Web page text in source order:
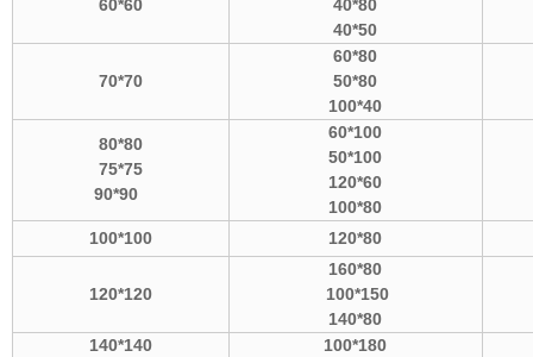
60*60
40*80
40*50
70*70
60*80
50*80
100*40
80*80
75*75
90*90
60*100
50*100
120*60
100*80
100*100
120*80
120*120
160*80
100*150
140*80
140*140
100*180